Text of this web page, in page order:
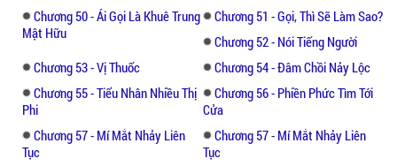
Chương 50 - Ái Gọi Là Khuê Trung
Mật Hữu
Chương 51 - Gọi, Thì Sẽ Làm Sao?
Chương 52 - Nói Tiếng Người
Chương 53 - Vị Thuốc
Chương 54 - Đâm Chồi Nảy Lộc
Chương 55 - Tiểu Nhân Nhiều Thị
Phi
Chương 56 - Phiền Phức Tìm Tới
Cửa
Chương 57 - Mí Mắt Nhảy Liên
Tục
Chương 57 - Mí Mắt Nhảy Liên
Tục